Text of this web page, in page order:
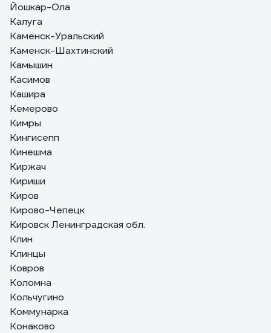
Йошкар-Ола
Калуга
Каменск-Уральский
Каменск-Шахтинский
Камышин
Касимов
Кашира
Кемерово
Кимры
Кингисепп
Кинешма
Киржач
Кириши
Киров
Кирово-Чепецк
Кировск Ленинградская обл.
Клин
Клинцы
Ковров
Коломна
Кольчугино
Коммунарка
Конаково